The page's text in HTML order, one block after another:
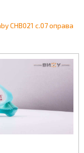
CHB021 c.07 оправа